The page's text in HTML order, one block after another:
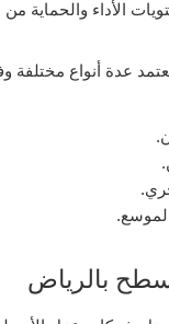
الأداء والحماية
تعتمد عدة أنواع
بالرياض